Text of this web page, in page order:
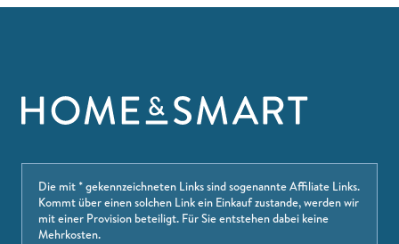
Die mit * gekennzeichneten Links sind sogenannte Affiliate Links.
Kommt über einen solchen Link ein Einkauf zustande, werden wir
mit einer Provision beteiligt. Für Sie entstehen dabei keine
Mehrkosten.